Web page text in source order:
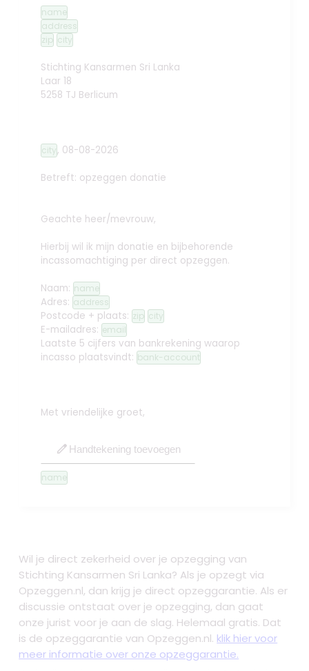
name
address
zip city
Stichting Kansarmen Sri Lanka
Laar 18
5258 TJ Berlicum
city, 08-08-2026
Betreft: opzeggen donatie
Geachte heer/mevrouw,
Hierbij wil ik mijn donatie en bijbehorende
incassomachtiging per direct opzeggen.
Naam: name
Adres: address
Postcode + plaats: zip city
E-mailadres: email
Laatste 5 cijfers van bankrekening waarop
incasso plaatsvindt: bank-account
Met vriendelijke groet,
edit Handtekening toevoegen
name
Wil je direct zekerheid over je opzegging van
Stichting Kansarmen Sri Lanka? Als je opzegt via
Opzeggen.nl, dan krijg je direct opzeggarantie. Als er
discussie ontstaat over je opzegging, dan gaat
onze jurist voor je aan de slag. Helemaal gratis. Dat
is de opzeggarantie van Opzeggen.nl. klik hier voor
meer informatie over onze opzeggarantie.